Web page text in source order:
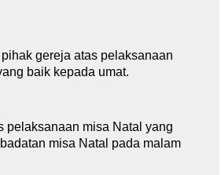
gereja atas pelaksanaan
baik kepada umat.
pelaksanaan misa Natal yang
misa Natal pada malam